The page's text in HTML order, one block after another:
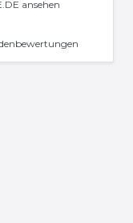
ansehen